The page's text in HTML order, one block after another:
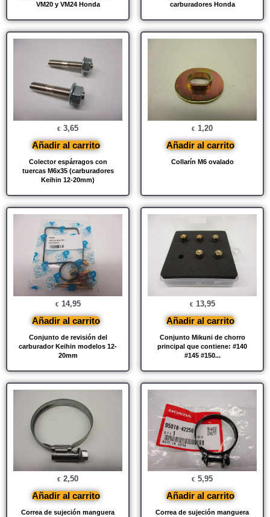
VM20 y VM24 Honda
carburadores Honda
Colector espárragos con
tuercas M6x35 (carburadores
Keihin 12-20mm)
€ 3,65
Añadir al carrito
Collarín M6 ovalado
€ 1,20
Añadir al carrito
Conjunto de revisión del
carburador Keihin modelos 12-
20mm
€ 14,95
Añadir al carrito
Conjunto Mikuni de chorro
principal que contiene: #140
#145 #150...
€ 13,95
Añadir al carrito
Correa de sujeción manguera
€ 2,50
Añadir al carrito
Correa de sujeción manguera
€ 5,95
Añadir al carrito